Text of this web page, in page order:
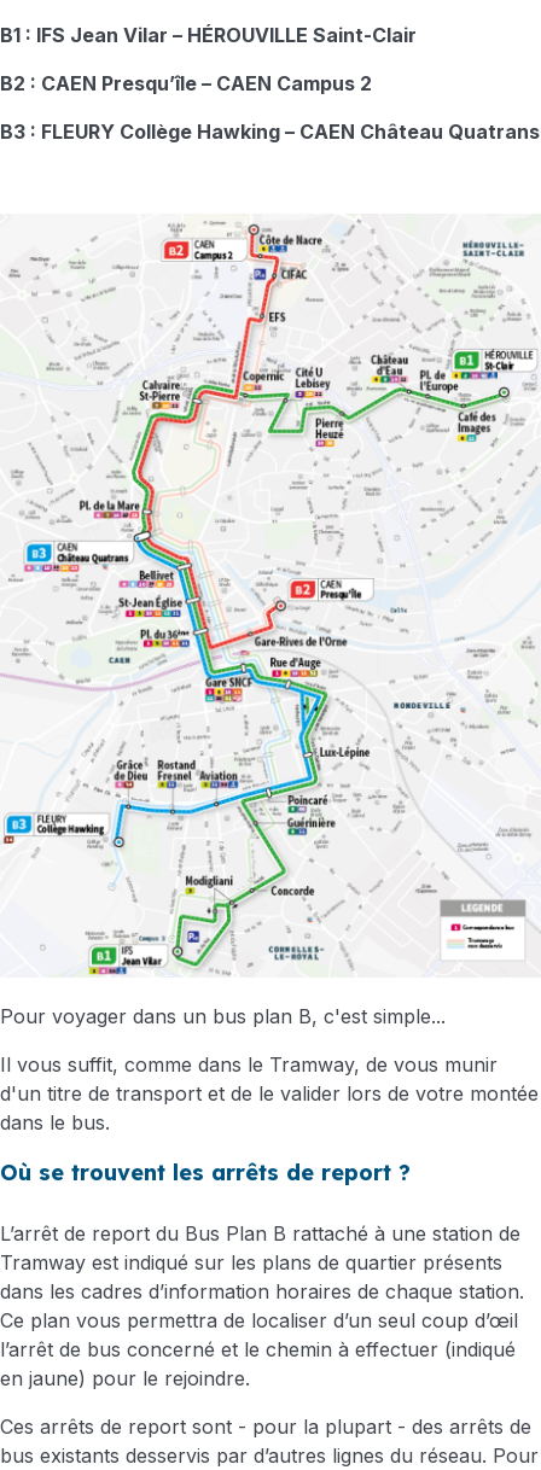
B1 : IFS Jean Vilar – HÉROUVILLE Saint-Clair
B2 : CAEN Presqu’île – CAEN Campus 2
B3 : FLEURY Collège Hawking – CAEN Château Quatrans
Pour voyager dans un bus plan B, c'est simple...
Il vous suffit, comme dans le Tramway, de vous munir
d'un titre de transport et de le valider lors de votre montée
dans le bus.
Où se trouvent les arrêts de report ?
L’arrêt de report du Bus Plan B rattaché à une station de
Tramway est indiqué sur les plans de quartier présents
dans les cadres d’information horaires de chaque station.
Ce plan vous permettra de localiser d’un seul coup d’œil
l’arrêt de bus concerné et le chemin à effectuer (indiqué
en jaune) pour le rejoindre.
Ces arrêts de report sont - pour la plupart - des arrêts de
bus existants desservis par d’autres lignes du réseau. Pour